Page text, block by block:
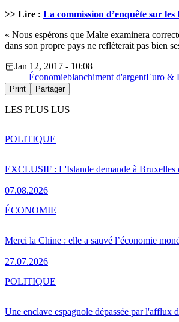
>> Lire : La commission d’enquête sur
« Nous espérons que Malte examinera
dans son propre pays ne reflèterait pas bien
Jan 12, 2017 - 10:08
Économieblanchiment d'argentEuro &
Print Partager
LES PLUS LUS
EXCLUSIF : L'Islande demande à Bruxelles
07.08.2026
POLITIQUE
Merci la Chine : elle a sauvé l’économie
27.07.2026
ÉCONOMIE
Une enclave espagnole dépassée par l'afflux
POLITIQUE